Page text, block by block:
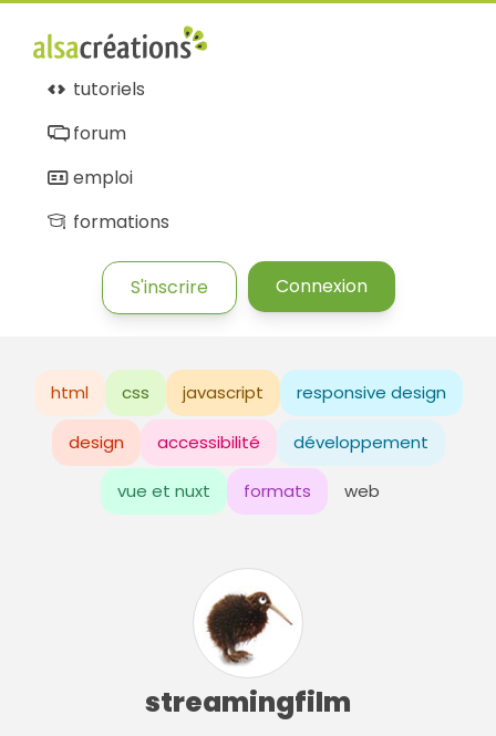
tutoriels
forum
emploi
formations
S'inscrire Connexion
html css javascript responsive design
design accessibilité développement
vue et nuxt formats web
streamingfilm